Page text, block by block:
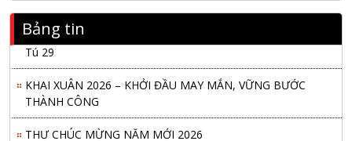
Bảng tin
Nanibi Cung Cấp Động Cơ Weichai Cho Tàu Vận Tải Minh
Tú 29
KHAI XUÂN 2026 – KHỞI ĐẦU MAY MẮN, VỮNG BƯỚC
THÀNH CÔNG
THƯ CHÚC MỪNG NĂM MỚI 2026